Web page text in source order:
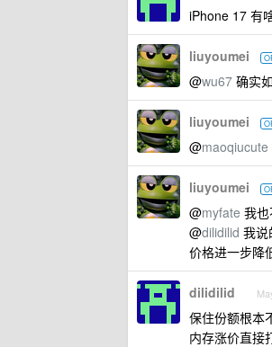
iPhone 17 有
liuyoumei
@wu67 确实
liuyoumei
@maoqiucute
liuyoumei
@myfate 我
@dilidilid 我说
价格进一步降
dilidilid
保住份额根本
内存涨价直接